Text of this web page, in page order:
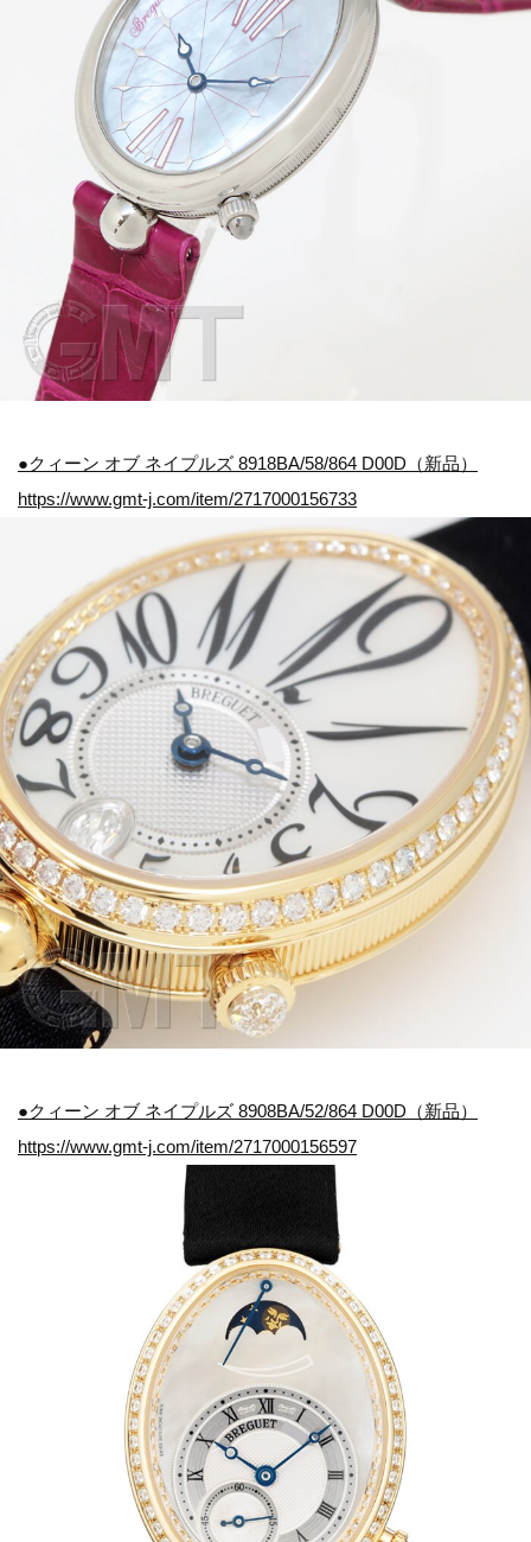
●クィーン オブ ネイプルズ 8918BA/58/864 D00D（新品）
https://www.gmt-j.com/item/2717000156733
●クィーン オブ ネイプルズ 8908BA/52/864 D00D（新品）
https://www.gmt-j.com/item/2717000156597